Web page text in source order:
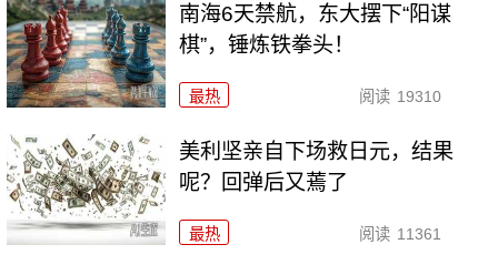
南海6天禁航，东大摆下“阳谋
棋”，锤炼铁拳头！
最热 阅读 19310
美利坚亲自下场救日元，结果
呢？回弹后又蔫了
最热 阅读 11361